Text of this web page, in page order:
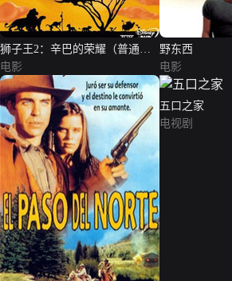
狮子王2：辛巴的荣耀（普通话
版）
电影
野东西
电影
五口之家
电视剧